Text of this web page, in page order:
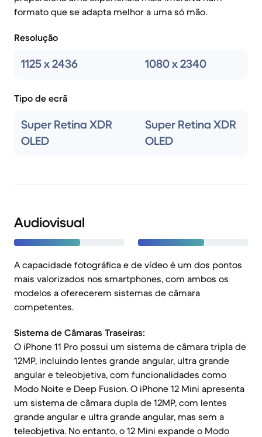
formato que se adapta melhor a uma só mão.
Resolução
1125 x 2436 1080 x 2340
Tipo de ecrã
Super Retina XDR
OLED
Super Retina XDR
OLED
Audiovisual
A capacidade fotográfica e de vídeo é um dos pontos
mais valorizados nos smartphones, com ambos os
modelos a oferecerem sistemas de câmara
competentes.
Sistema de Câmaras Traseiras:
O iPhone 11 Pro possui um sistema de câmara tripla de
12MP, incluindo lentes grande angular, ultra grande
angular e teleobjetiva, com funcionalidades como
Modo Noite e Deep Fusion. O iPhone 12 Mini apresenta
um sistema de câmara dupla de 12MP, com lentes
grande angular e ultra grande angular, mas sem a
teleobjetiva. No entanto, o 12 Mini expande o Modo